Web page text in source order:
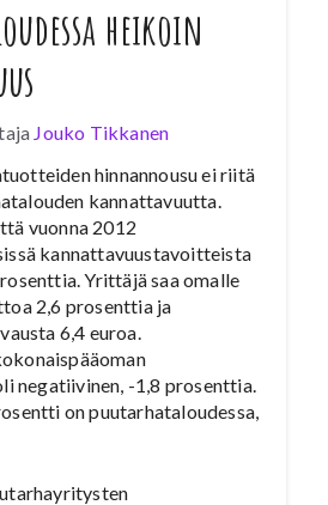
heikoin
Jouko Tikkanen
hinnannousu ei riitä
kannattavuutta.
vuonna 2012
kannattavuustavoitteista
Yrittäjä saa omalle
2,6 prosenttia ja
6,4 euroa.
negatiivinen, -1,8 prosenttia.
on puutarhataloudessa,